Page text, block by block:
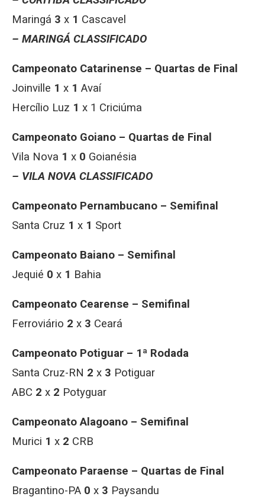
Maringá 3 x 1 Cascavel
– MARINGÁ CLASSIFICADO
Campeonato Catarinense – Quartas de Final
Joinville 1 x 1 Avaí
Hercílio Luz 1 x 1 Criciúma
Campeonato Goiano – Quartas de Final
Vila Nova 1 x 0 Goianésia
– VILA NOVA CLASSIFICADO
Campeonato Pernambucano – Semifinal
Santa Cruz 1 x 1 Sport
Campeonato Baiano – Semifinal
Jequié 0 x 1 Bahia
Campeonato Cearense – Semifinal
Ferroviário 2 x 3 Ceará
Campeonato Potiguar – 1ª Rodada
Santa Cruz-RN 2 x 3 Potiguar
ABC 2 x 2 Potyguar
Campeonato Alagoano – Semifinal
Murici 1 x 2 CRB
Campeonato Paraense – Quartas de Final
Bragantino-PA 0 x 3 Paysandu